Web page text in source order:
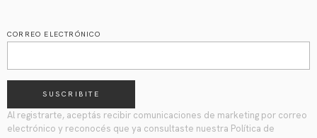
CORREO ELECTRÓNICO
SUSCRIBITE
Al registrarte, aceptás recibir comunicaciones de marketing por correo
electrónico y reconocés que ya consultaste nuestra Política de